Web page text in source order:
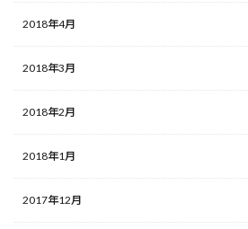
2018年4月
2018年3月
2018年2月
2018年1月
2017年12月